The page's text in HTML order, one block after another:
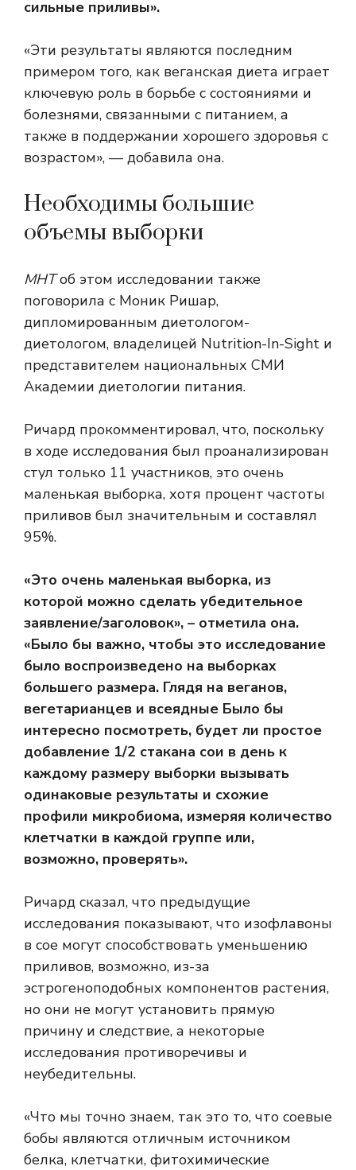
сильные приливы».
«Эти результаты являются последним
примером того, как веганская диета играет
ключевую роль в борьбе с состояниями и
болезнями, связанными с питанием, а
также в поддержании хорошего здоровья с
возрастом», — добавила она.
Необходимы большие
объемы выборки
МНТоб этом исследовании также
поговорила с Моник Ришар,
дипломированным диетологом-
диетологом, владелицей Nutrition-In-Sight и
представителем национальных СМИ
Академии диетологии питания.
Ричард прокомментировал, что, поскольку
в ходе исследования был проанализирован
стул только 11 участников, это очень
маленькая выборка, хотя процент частоты
приливов был значительным и составлял
95%.
«Это очень маленькая выборка, из
которой можно сделать убедительное
заявление/заголовок», – отметила она.
«Было бы важно, чтобы это исследование
было воспроизведено на выборках
большего размера. Глядя на веганов,
вегетарианцев и всеядные Было бы
интересно посмотреть, будет ли простое
добавление 1/2 стакана сои в день к
каждому размеру выборки вызывать
одинаковые результаты и схожие
профили микробиома, измеряя количество
клетчатки в каждой группе или,
возможно, проверять».
Ричард сказал, что предыдущие
исследования показывают, что изофлавоны
в сое могут способствовать уменьшению
приливов, возможно, из-за
эстрогеноподобных компонентов растения,
но они не могут установить прямую
причину и следствие, а некоторые
исследования противоречивы и
неубедительны.
«Что мы точно знаем, так это то, что соевые
бобы являются отличным источником
белка, клетчатки, фитохимические